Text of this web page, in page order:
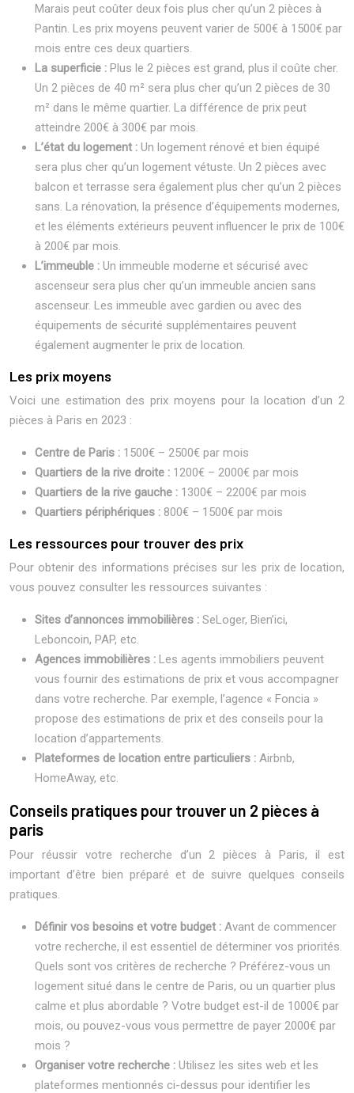
Marais peut coûter deux fois plus cher qu’un 2 pièces à
Pantin. Les prix moyens peuvent varier de 500€ à 1500€ par
mois entre ces deux quartiers.
La superficie : Plus le 2 pièces est grand, plus il coûte cher.
Un 2 pièces de 40 m² sera plus cher qu’un 2 pièces de 30
m² dans le même quartier. La différence de prix peut
atteindre 200€ à 300€ par mois.
L’état du logement : Un logement rénové et bien équipé
sera plus cher qu’un logement vétuste. Un 2 pièces avec
balcon et terrasse sera également plus cher qu’un 2 pièces
sans. La rénovation, la présence d’équipements modernes,
et les éléments extérieurs peuvent influencer le prix de 100€
à 200€ par mois.
L’immeuble : Un immeuble moderne et sécurisé avec
ascenseur sera plus cher qu’un immeuble ancien sans
ascenseur. Les immeuble avec gardien ou avec des
équipements de sécurité supplémentaires peuvent
également augmenter le prix de location.
Les prix moyens
Voici une estimation des prix moyens pour la location d’un 2
pièces à Paris en 2023 :
Centre de Paris : 1500€ – 2500€ par mois
Quartiers de la rive droite : 1200€ – 2000€ par mois
Quartiers de la rive gauche : 1300€ – 2200€ par mois
Quartiers périphériques : 800€ – 1500€ par mois
Les ressources pour trouver des prix
Pour obtenir des informations précises sur les prix de location,
vous pouvez consulter les ressources suivantes :
Sites d’annonces immobilières : SeLoger, Bien’ici,
Leboncoin, PAP, etc.
Agences immobilières : Les agents immobiliers peuvent
vous fournir des estimations de prix et vous accompagner
dans votre recherche. Par exemple, l’agence « Foncia »
propose des estimations de prix et des conseils pour la
location d’appartements.
Plateformes de location entre particuliers : Airbnb,
HomeAway, etc.
Conseils pratiques pour trouver un 2 pièces à
paris
Pour réussir votre recherche d’un 2 pièces à Paris, il est
important d’être bien préparé et de suivre quelques conseils
pratiques.
Définir vos besoins et votre budget : Avant de commencer
votre recherche, il est essentiel de déterminer vos priorités.
Quels sont vos critères de recherche ? Préférez-vous un
logement situé dans le centre de Paris, ou un quartier plus
calme et plus abordable ? Votre budget est-il de 1000€ par
mois, ou pouvez-vous vous permettre de payer 2000€ par
mois ?
Organiser votre recherche : Utilisez les sites web et les
plateformes mentionnés ci-dessus pour identifier les